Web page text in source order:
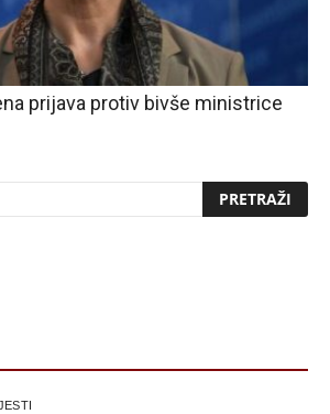
prijava protiv bivše ministrice